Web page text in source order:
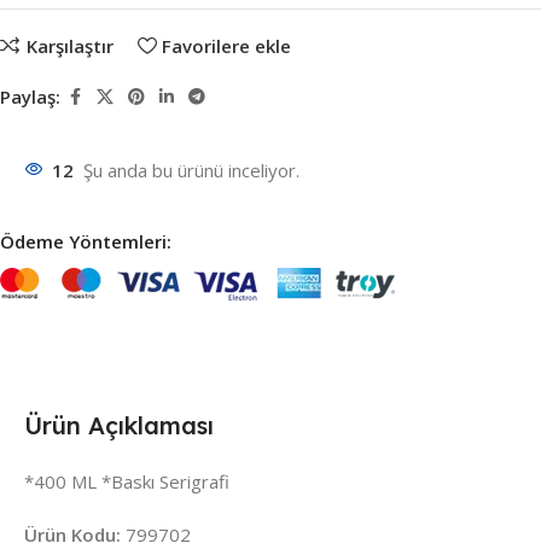
Karşılaştır Favorilere ekle
Paylaş:
12 Şu anda bu ürünü inceliyor.
Ödeme Yöntemleri:
Ürün Açıklaması
*400 ML *Baskı Serigrafi
Ürün Kodu: 799702